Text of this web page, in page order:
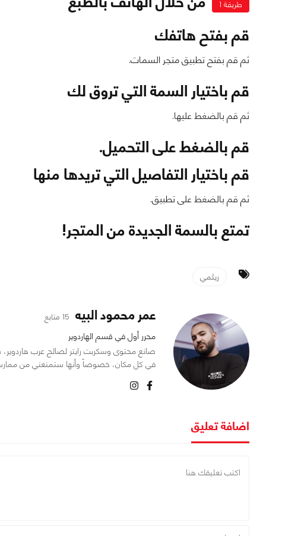
طريقة 1
قم بفتح هاتفك
ثم قم بفتح تطبيق متجر السمات.
قم باختيار السمة التي تروق لك
ثم قم بالضغط عليها.
قم بالضغط على التحميل.
قم باختيار التفاصيل التي تريدها منها
ثم قم بالضغط على تطبيق.
تمتع بالسمة الجديدة من المتجر!
ريلمي
عمر محمود البيه 15 متابع
محرر أول في قسم الهاردوير
صانع محتوى وسكربت رايتر لصالح عرب
في كل مكان، خصوصاً وأنها ستمنعني من ممارسة
اضافة تعليق